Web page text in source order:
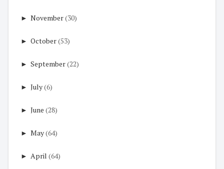
► November(30)
► October(53)
► September(22)
► July(6)
► June (28)
► May(64)
► April (64)